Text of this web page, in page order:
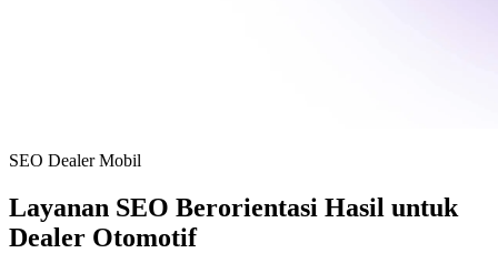
SEO Dealer Mobil
Layanan SEO Berorientasi Hasil untuk
Dealer Otomotif